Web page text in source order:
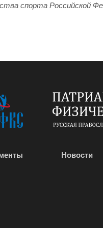
спорта Российской
Новости